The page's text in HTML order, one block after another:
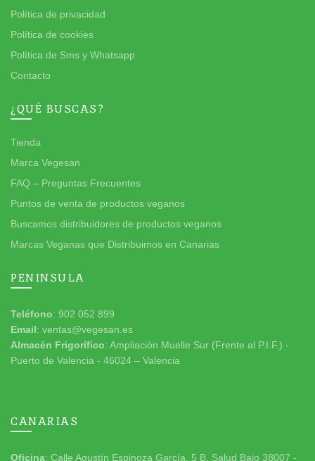
Política de privacidad
Política de cookies
Política de Sms y Whatsapp
Contacto
¿QUÉ BUSCAS?
Tienda
Marca Vegesan
FAQ – Preguntas Frecuentes
Puntos de venta de productos veganos
Buscamos distribuidores de productos veganos
Marcas Veganas que Distribuimos en Canarias
PENINSULA
Teléfono: 902 052 899
Email: ventas@vegesan.es
Almacén Frigorífico: Ampliación Muelle Sur (Frente al P.I.F.) -
Puerto de Valencia - 46024 – Valencia
CANARIAS
Oficina: Calle Agustín Espinoza García, 5 B. Salud Bajo 38007 -